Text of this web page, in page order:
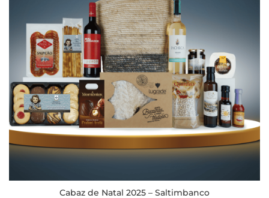
Cabaz de Natal 2025 – Saltimbanco